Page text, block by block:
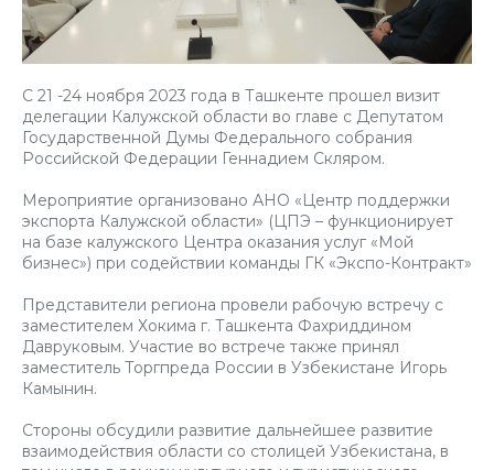
С 21 -24 ноября 2023 года в Ташкенте прошел визит
делегации Калужской области во главе с Депутатом
Государственной Думы Федерального собрания
Российской Федерации Геннадием Скляром.
Мероприятие организовано АНО «Центр поддержки
экспорта Калужской области» (ЦПЭ – функционирует
на базе калужского Центра оказания услуг «Мой
бизнес») при содействии команды ГК «Экспо-Контракт»
Представители региона провели рабочую встречу с
заместителем Хокима г. Ташкента Фахриддином
Давруковым. Участие во встрече также принял
заместитель Торгпреда России в Узбекистане Игорь
Камынин.
Стороны обсудили развитие дальнейшее развитие
взаимодействия области со столицей Узбекистана, в